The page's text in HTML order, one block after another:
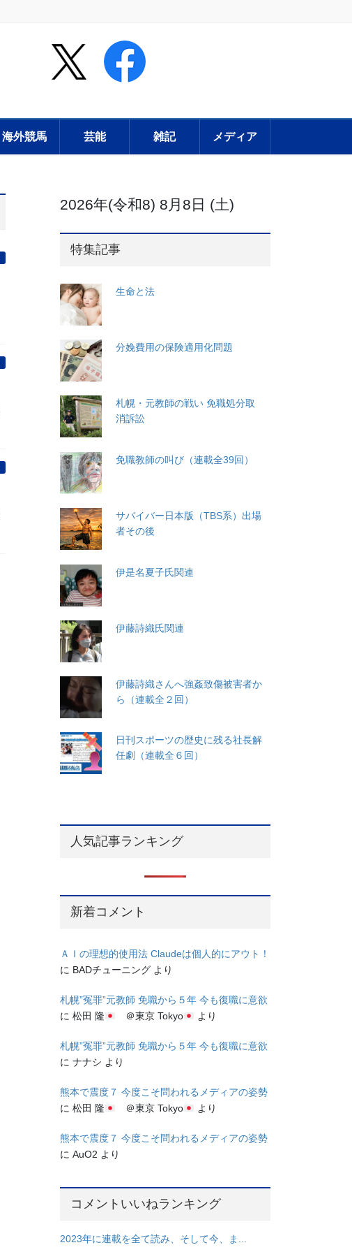
海外競馬 芸能 雑記 メディア
2026年(令和8) 8月8日 (土)
特集記事
生命と法
分娩費用の保険適用化問題
札幌・元教師の戦い 免職処分取
消訴訟
免職教師の叫び（連載全39回）
サバイバー日本版（TBS系）出場
者その後
伊是名夏子氏関連
伊藤詩織氏関連
伊藤詩織さんへ強姦致傷被害者か
ら（連載全２回）
日刊スポーツの歴史に残る社長解
任劇（連載全６回）
人気記事ランキング
新着コメント
ＡＩの理想的使用法 Claudeは個人的にアウト！
に BADチューニング より
札幌”冤罪”元教師 免職から５年 今も復職に意欲
に松田 隆 ＠東京 Tokyo より
札幌”冤罪”元教師 免職から５年 今も復職に意欲
にナナシ より
熊本で震度７ 今度こそ問われるメディアの姿勢
に松田 隆 ＠東京 Tokyo より
熊本で震度７ 今度こそ問われるメディアの姿勢
にAuO2 より
コメントいいねランキング
2023年に連載を全て読み、そして今、ま...